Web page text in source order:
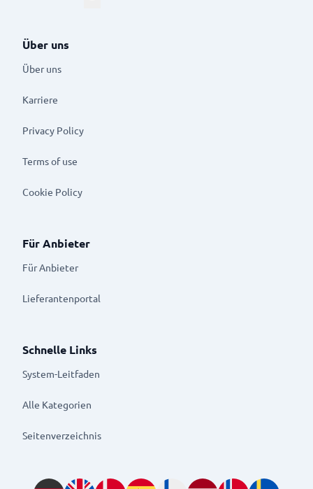
Über uns
Über uns
Karriere
Privacy Policy
Terms of use
Cookie Policy
Für Anbieter
Für Anbieter
Lieferantenportal
Schnelle Links
System-Leitfaden
Alle Kategorien
Seitenverzeichnis